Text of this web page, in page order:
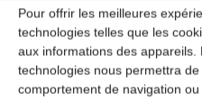
Pour offrir les meilleures
technologies telles que les
aux informations des
technologies nous permettra
comportement de navigation
Laisser un